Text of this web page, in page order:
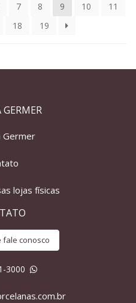
7 8 9 10
11
18 19
GERMER
Germer
lojas físicas
fale conosco
3000